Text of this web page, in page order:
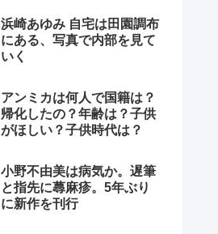
浜崎あゆみ 自宅は田園調布
にある、写真で内部を見て
いく
アンミカは何人で国籍は？
帰化したの？年齢は？子供
がほしい？子供時代は？
小野不由美は病気か。遅筆
と指先に蕁麻疹。5年ぶり
に新作を刊行